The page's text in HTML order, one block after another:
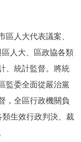
人大代表議案、
人大、區政協各類
、統計監督。將統
監委全面從嚴治黨
，全區行政機關負
類生效行政判決、裁